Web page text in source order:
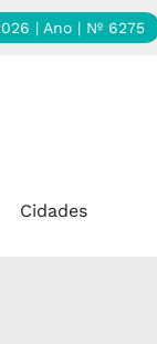
| Ano | Nº 6275
Cidades